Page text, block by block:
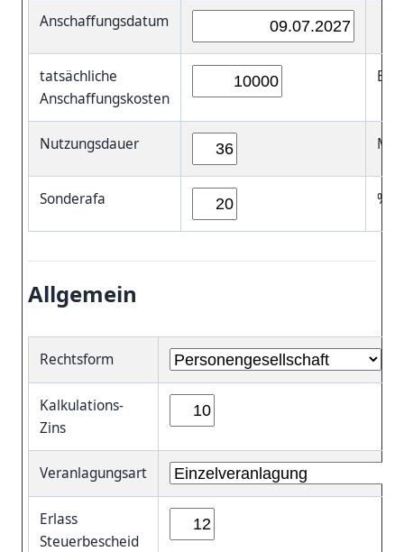
Anschaffungsdatum
tatsächliche
Anschaffungskosten
Nutzungsdauer
Sonderafa %
Allgemein
Rechtsform
Kalkulations-
Zins
Veranlagungsart
Erlass
Steuerbescheid